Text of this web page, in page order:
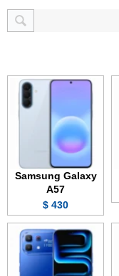
Samsung Galaxy
A57
430 $